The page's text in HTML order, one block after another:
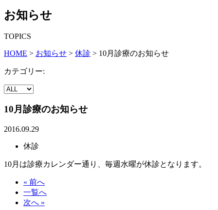
お知らせ
TOPICS
HOME > お知らせ > 休診 > 10月診療のお知らせ
カテゴリー:
10月診療のお知らせ
2016.09.29
休診
10月は診療カレンダー通り、毎週水曜が休診となります。
« 前へ
一覧へ
次へ »